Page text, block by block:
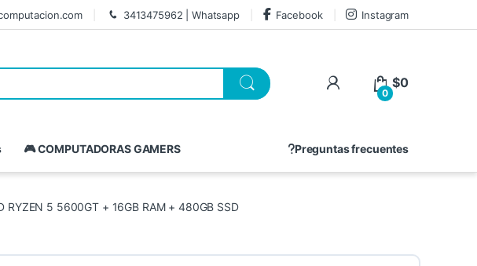
3413475962 | Whatsapp Facebook Instagram
0
$0
Preguntas frecuentes
🎮 COMPUTADORAS GAMERS
RYZEN 5 5600GT + 16GB RAM + 480GB SSD